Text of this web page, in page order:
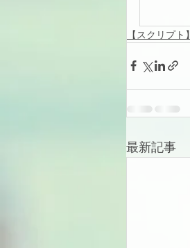
【スクリプト】
最新記事